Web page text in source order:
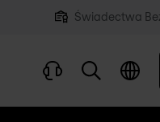
Świadectwa